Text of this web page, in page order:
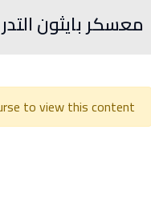
معسكر بايثون
to view this content!